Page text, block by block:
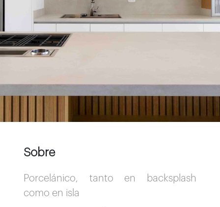
Sobre
Porcelánico, tanto en backsplash
como en isla